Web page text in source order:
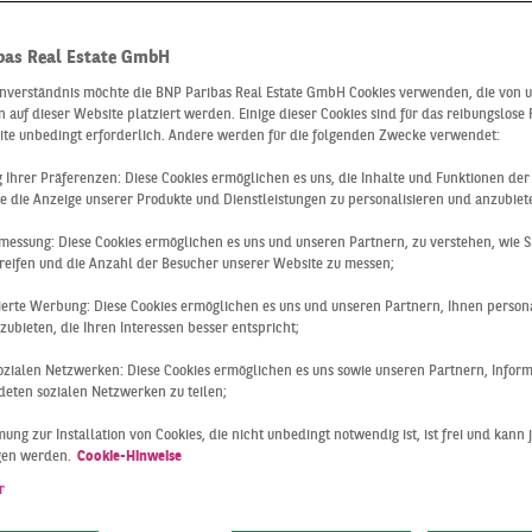
zum
Sie Ihre Immobilien-Entscheidungen durch solide
aktuellen
Ihnen regelmäßigMarktberichte zum Immobilienmarkt
mit dem interdisziplinären Netzwerk unserer
Überblick sowie Details zu den
Real Estate GmbH
möchte die BNP Paribas Real Estate GmbH Cookies verwenden, die von
auf dieser Website platziert werden. Einige dieser Cookies sind für das reibungslose
unbedingt erforderlich. Andere werden für die folgenden Zwecke verwendet:
Ihrer Präferenzen: Diese Cookies ermöglichen es uns, die Inhalte und Funktionen
die Anzeige unserer Produkte und Dienstleistungen zu personalisieren und
Diese Cookies ermöglichen es uns und unseren Partnern, zu verstehen, wie
und die Anzahl der Besucher unserer Website zu messen;
Werbung: Diese Cookies ermöglichen es uns und unseren Partnern, Ihnen
die Ihren Interessen besser entspricht;
Netzwerken: Diese Cookies ermöglichen es uns sowie unseren Partnern,
sozialen Netzwerken zu teilen;
zur Installation von Cookies, die nicht unbedingt notwendig ist, ist frei und kann
werden. Cookie-Hinweise